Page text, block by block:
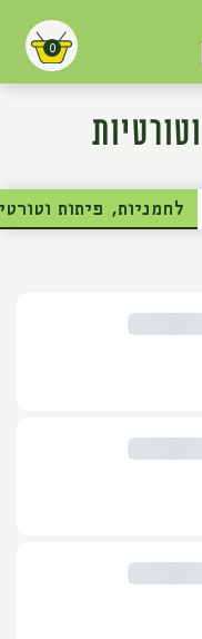
עגלת קניות
0
לחמניות, פיתות